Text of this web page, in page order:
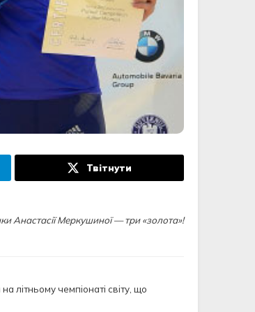
Твітнути
Анастасії Меркушиної — три «золота»!
літньому чемпіонаті світу, що